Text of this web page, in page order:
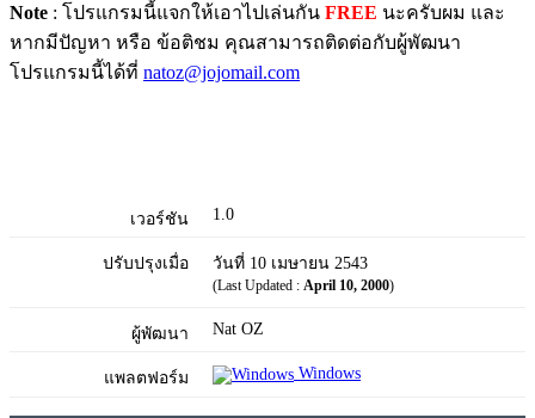
Note : โปรแกรมนี้แจกให้เอาไปเล่นกัน FREE นะครับผม และ
หากมีปัญหา หรือ ข้อติชม คุณสามารถติดต่อกับผู้พัฒนา
โปรแกรมนี้ได้ที่ natoz@jojomail.com
เวอร์ชัน 1.0
ปรับปรุงเมื่อ วันที่ 10 เมษายน 2543
(Last Updated : April 10, 2000)
ผู้พัฒนา Nat OZ
แพลตฟอร์ม Windows